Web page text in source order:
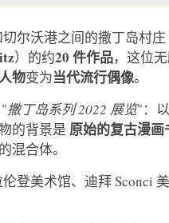
尔沃港之间的撒丁岛村庄
）的约20 件作品，这位
物变为当代流行偶像。
撒丁岛系列 2022 展览"：以
的背景是 原始的复古漫画
的混合体。
登美术馆、迪拜 Sconci